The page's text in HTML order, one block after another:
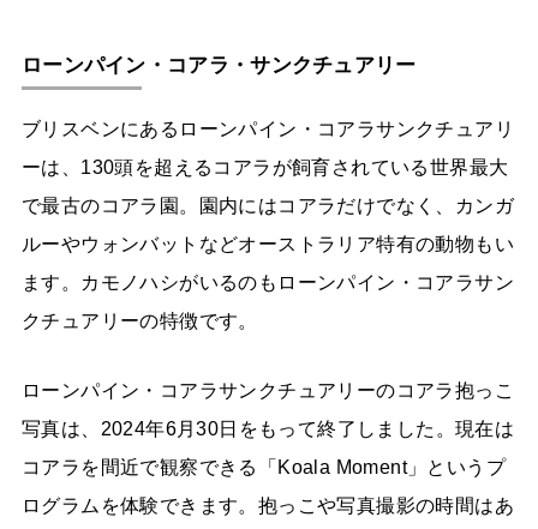
ローンパイン・コアラ・サンクチュアリー
ブリスベンにあるローンパイン・コアラサンクチュアリ
ーは、130頭を超えるコアラが飼育されている世界最大
で最古のコアラ園。園内にはコアラだけでなく、カンガ
ルーやウォンバットなどオーストラリア特有の動物もい
ます。カモノハシがいるのもローンパイン・コアラサン
クチュアリーの特徴です。
ローンパイン・コアラサンクチュアリーのコアラ抱っこ
写真は、2024年6月30日をもって終了しました。現在は
コアラを間近で観察できる「Koala Moment」というプ
ログラムを体験できます。抱っこや写真撮影の時間はあ